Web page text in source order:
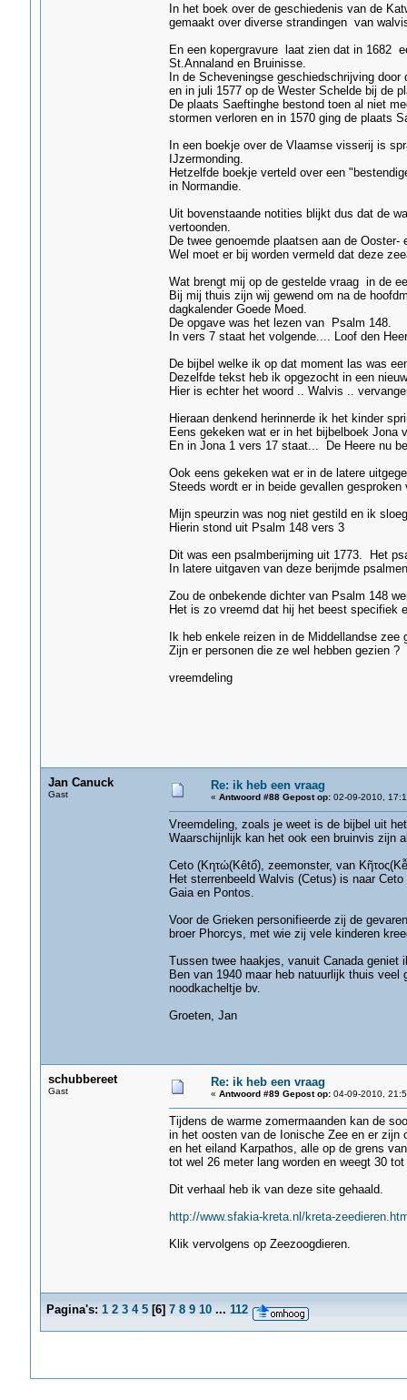
In het boek over de geschiedenis van de
gemaakt over diverse strandingen van
En een kopergravure laat zien dat in 1682
St.Annaland en Bruinisse.
In de Scheveningse geschiedschrijving
en in juli 1577 op de Wester Schelde bij de
De plaats Saeftinghe bestond toen al niet
stormen verloren en in 1570 ging de plaats
In een boekje over de Vlaamse visserij is
IJzermonding.
Hetzelfde boekje verteld over een
in Normandie.
Uit bovenstaande notities blijkt dus dat de
vertoonden.
De twee genoemde plaatsen aan de
Wel moet er bij worden vermeld dat deze
Wat brengt mij op de gestelde vraag in de
Bij mij thuis zijn wij gewend om na de
dagkalender Goede Moed.
De opgave was het lezen van Psalm 148.
In vers 7 staat het volgende.... Loof den
De bijbel welke ik op dat moment las was
Dezelfde tekst heb ik opgezocht in een
Hier is echter het woord .. Walvis ..
Hieraan denkend herinnerde ik het kinder
Eens gekeken wat er in het bijbelboek Jona
En in Jona 1 vers 17 staat... De Heere nu
Ook eens gekeken wat er in de latere
Steeds wordt er in beide gevallen
Mijn speurzin was nog niet gestild en ik
Hierin stond uit Psalm 148 vers 3
Dit was een psalmberijming uit 1773. Het
In latere uitgaven van deze berijmde
Zou de onbekende dichter van Psalm 148
Het is zo vreemd dat hij het beest specifiek
Ik heb enkele reizen in de Middellandse
Zijn er personen die ze wel hebben gezien ?
vreemdeling
Jan Canuck
Gast
Re: ik heb een vraag
« Antwoord #88 Gepost op:02-09-2010,
Vreemdeling, zoals je weet is de bijbel uit
Waarschijnlijk kan het ook een bruinvis zijn
Ceto (Κητώ(Kêtố), zeemonster, van
Het sterrenbeeld Walvis (Cetus) is naar
Gaia en Pontos.
Voor de Grieken personifieerde zij de
broer Phorcys, met wie zij vele kinderen
Tussen twee haakjes, vanuit Canada geniet
Ben van 1940 maar heb natuurlijk thuis
noodkacheltje bv.
Groeten, Jan
schubbereet
Gast
Re: ik heb een vraag
« Antwoord #89 Gepost op:04-09-2010,
Tijdens de warme zomermaanden kan de
in het oosten van de Ionische Zee en er zijn
en het eiland Karpathos, alle op de grens
tot wel 26 meter lang worden en weegt 30
Dit verhaal heb ik van deze site gehaald.
http://www.sfakia-kreta.nl/kreta-
Klik vervolgens op Zeezoogdieren.
Pagina's: 1 2 3 4 5[6] 7 8 9 10 ... 112